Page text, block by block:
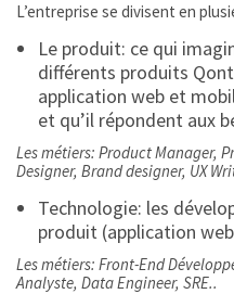
L’entreprise se divisent en
Le produit: ce qui
différents produits
application web et
et qu’il répondent aux
Les métiers: Product Manager,
Designer, Brand designer, UX
Technologie: les
produit (application
Les métiers: Front-End
Analyste, Data Engineer, SRE..